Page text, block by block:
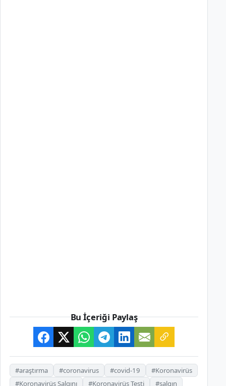
Bu İçeriği Paylaş
#araştırma #coronavirus #covid-19
#Koronavirüs
#Koronavirüs Salgını
#Koronavirüs Testi
#salgın